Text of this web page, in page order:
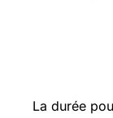
La durée